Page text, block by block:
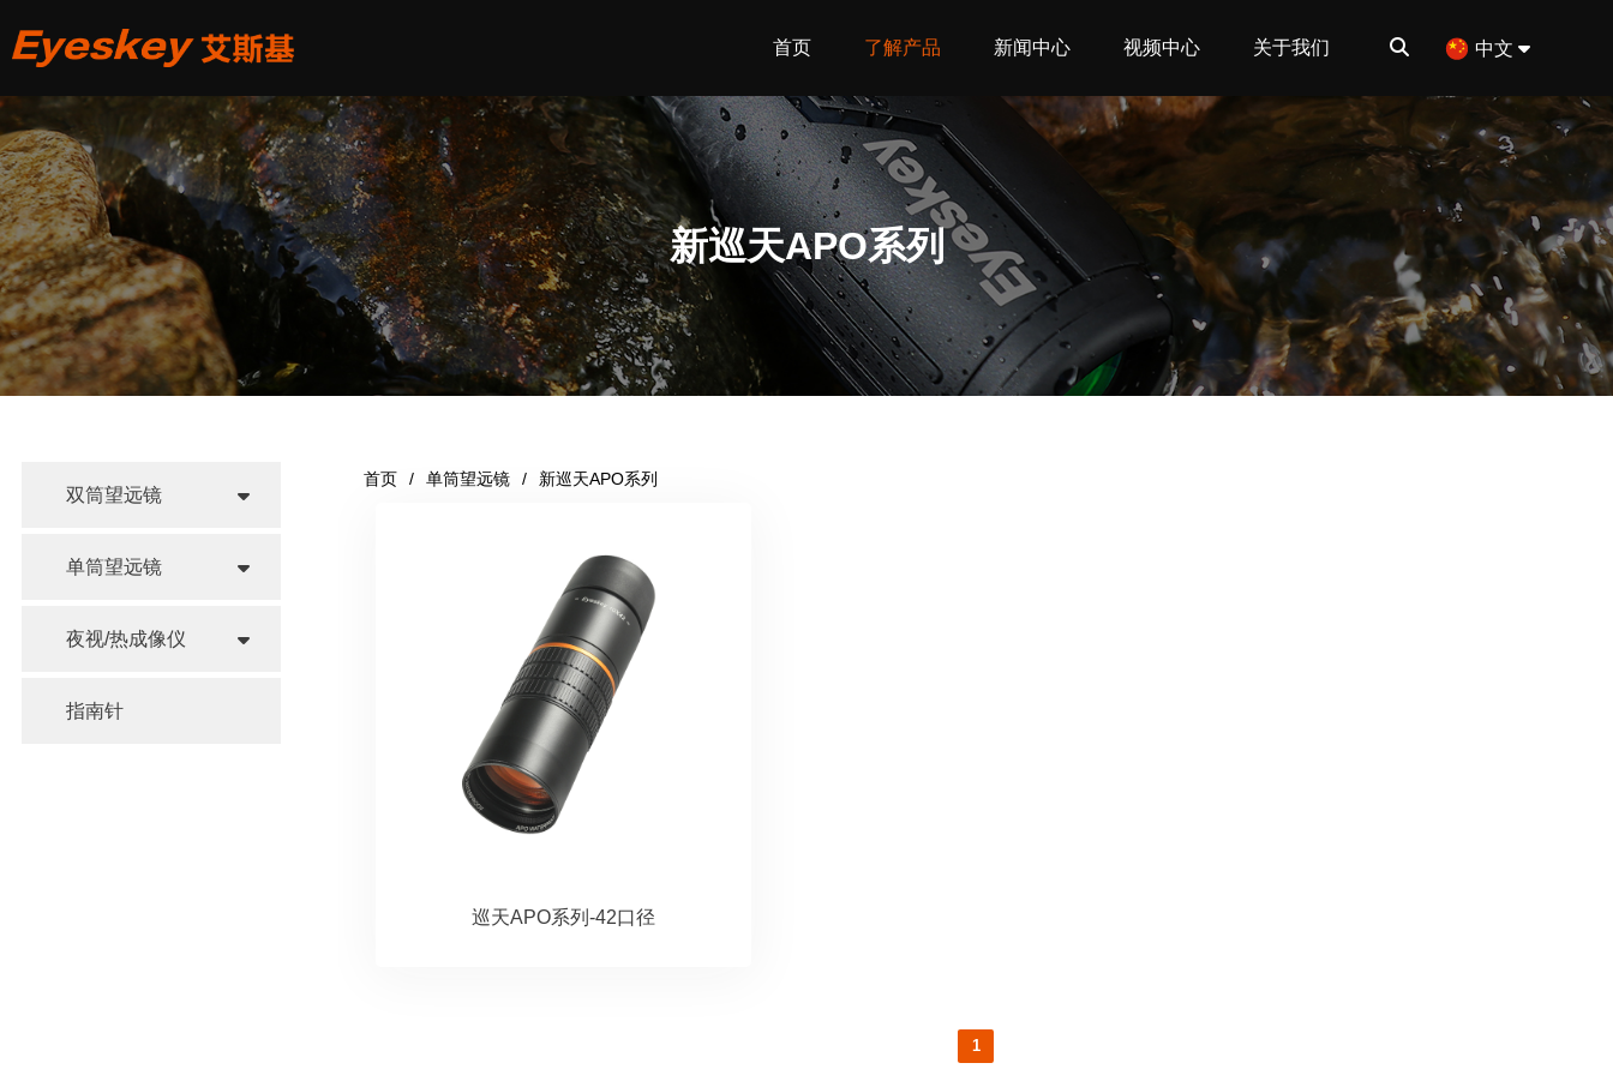
首页 了解产品 新闻中心 视频中心 关于我们 中文
新巡天APO系列
双筒望远镜
单筒望远镜
夜视/热成像仪
指南针
首页 单筒望远镜 新巡天APO系列
巡天APO系列-42口径
1